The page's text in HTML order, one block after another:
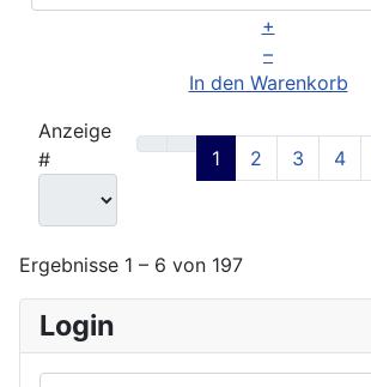
Login
+
–
In den Warenkorb
Anzeige
#
1 2 3 4
Ergebnisse 1 – 6 von 197